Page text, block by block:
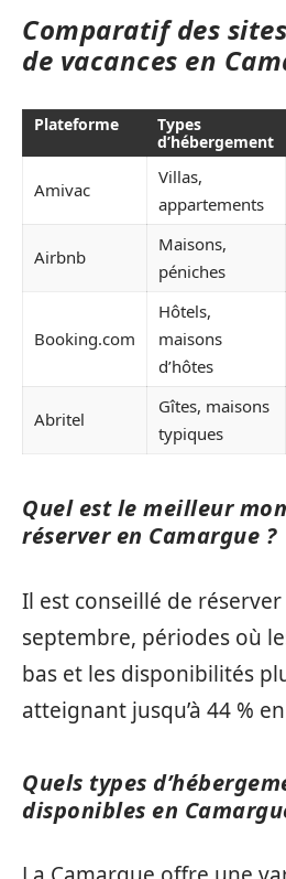
Comparatif des
de vacances en
Plateforme
Types
d’hébergement
Amivac
Villas,
appartements
Airbnb
Maisons,
péniches
Booking.com
Hôtels,
maisons
d’hôtes
Abritel
Gîtes, maisons
typiques
Quel est le meilleur
réserver en Camargue ?
Il est conseillé de
septembre, périodes où
bas et les disponibilités
atteignant jusqu’à 44 %
Quels types
disponibles en